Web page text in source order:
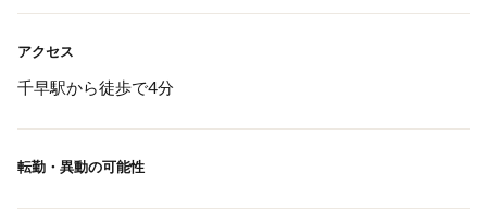
アクセス
千早駅から徒歩で4分
転勤・異動の可能性